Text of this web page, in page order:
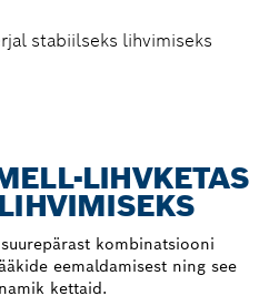
stabiilseks lihvimiseks
LIHVKETAS
kombinatsiooni
eemaldamisest ning see
kettaid.